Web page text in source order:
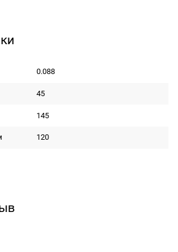
0.088
45
145
120